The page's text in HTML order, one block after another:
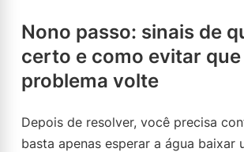
Nono passo: sinais de
certo e como evitar que
problema volte
Depois de resolver, você precisa
basta apenas esperar a água baixar